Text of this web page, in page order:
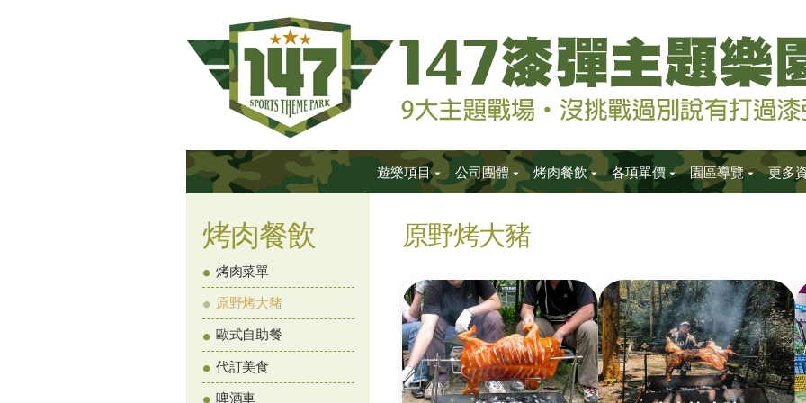
遊樂項目 公司團體 烤肉餐飲 各項單價 園區導覽 更多
烤肉餐飲
烤肉菜單
原野烤大豬
歐式自助餐
代訂美食
啤酒車
原野烤大豬